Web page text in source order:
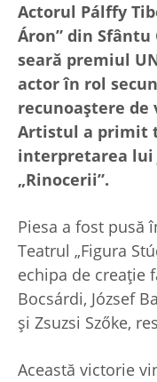
Actorul Pálffy
Áron” din
seară premiul
actor în rol
recunoaștere
Artistul a primit
interpretarea lui
„Rinocerii”.
Piesa a fost pusă
Teatrul „Figura
echipa de creație
Bocsárdi, József
și Zsuzsi Szőke,
Această victorie